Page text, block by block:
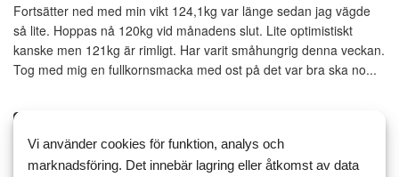
Fortsätter ned med min vikt 124,1kg var länge sedan jag vägde
så lite. Hoppas nå 120kg vid månadens slut. Lite optimistiskt
kanske men 121kg är rimligt. Har varit småhungrig denna veckan.
Tog med mig en fullkornsmacka med ost på det var bra ska no...
Vi använder cookies för funktion, analys och
marknadsföring. Det innebär lagring eller åtkomst av data